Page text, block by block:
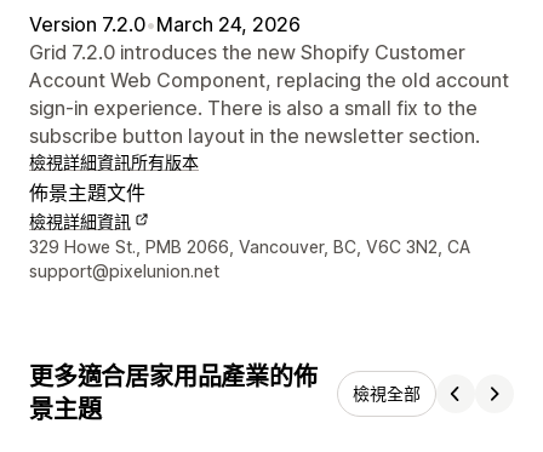
Version 7.2.0•March 24, 2026
Grid 7.2.0 introduces the new Shopify Customer
Account Web Component, replacing the old account
sign-in experience. There is also a small fix to the
subscribe button layout in the newsletter section.
檢視詳細資訊所有版本
佈景主題文件
檢視詳細資訊
設計者聯絡詳細資訊
329 Howe St., PMB 2066, Vancouver, BC, V6C 3N2, CA
support@pixelunion.net
更多適合居家用品產業的佈
景主題
檢視全部